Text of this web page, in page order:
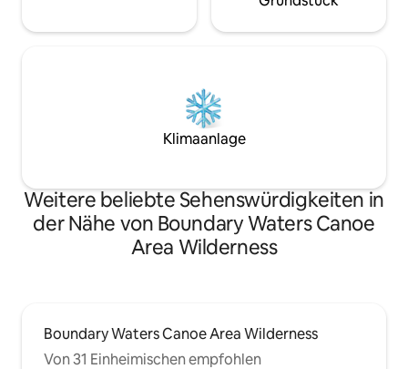
Klimaanlage
Weitere beliebte Sehenswürdigkeiten in
der Nähe von Boundary Waters Canoe
Area Wilderness
Boundary Waters Canoe Area Wilderness
Von 31 Einheimischen empfohlen